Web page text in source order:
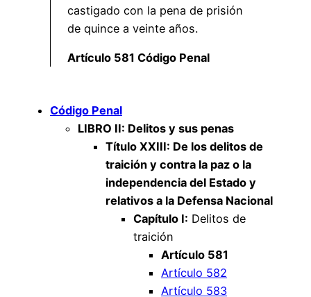
castigado con la pena de prisión
de quince a veinte años.
Artículo 581 Código Penal
Código Penal
LIBRO II: Delitos y sus penas
Título XXIII: De los delitos de
traición y contra la paz o la
independencia del Estado y
relativos a la Defensa Nacional
Capítulo I: Delitos de
traición
Artículo 581
Artículo 582
Artículo 583